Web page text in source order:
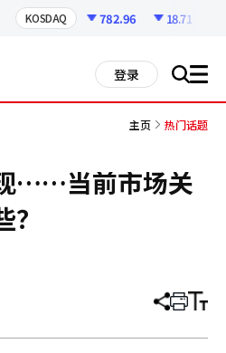
KOSDAQ 782.96 18.71
登录 搜 all
主页 热门话题
……当前市场关
分
章
打 调
小